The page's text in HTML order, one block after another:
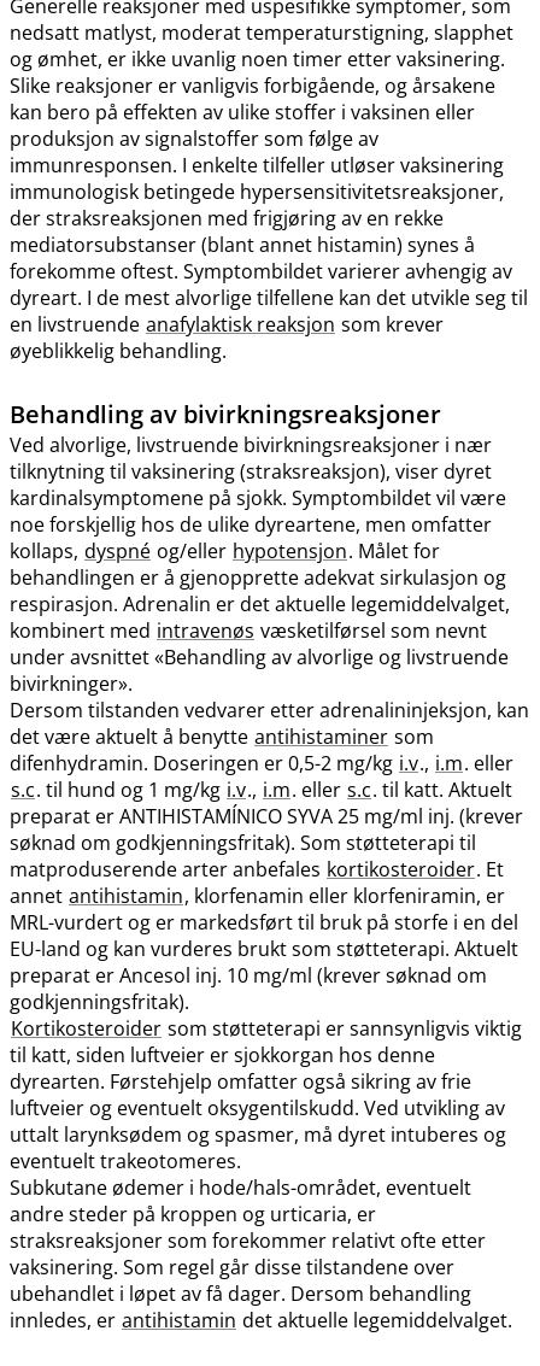
Generelle reaksjoner med uspesifikke symptomer, som
nedsatt matlyst, moderat temperaturstigning, slapphet
og ømhet, er ikke uvanlig noen timer etter vaksinering.
Slike reaksjoner er vanligvis forbigående, og årsakene
kan bero på effekten av ulike stoffer i vaksinen eller
produksjon av signalstoffer som følge av
immunresponsen. I enkelte tilfeller utløser vaksinering
immunologisk betingede hypersensitivitetsreaksjoner,
der straksreaksjonen med frigjøring av en rekke
mediatorsubstanser (blant annet histamin) synes å
forekomme oftest. Symptombildet varierer avhengig av
dyreart. I de mest alvorlige tilfellene kan det utvikle seg til
en livstruende anafylaktisk reaksjon som krever
øyeblikkelig behandling.
Behandling av bivirkningsreaksjoner
Ved alvorlige, livstruende bivirkningsreaksjoner i nær
tilknytning til vaksinering (straksreaksjon), viser dyret
kardinalsymptomene på sjokk. Symptombildet vil være
noe forskjellig hos de ulike dyreartene, men omfatter
kollaps, dyspné og​/​eller hypotensjon. Målet for
behandlingen er å gjenopprette adekvat sirkulasjon og
respirasjon. Adrenalin er det aktuelle legemiddelvalget,
kombinert med intravenøs væsketilførsel som nevnt
under avsnittet «Behandling av alvorlige og livstruende
bivirkninger».
Dersom tilstanden vedvarer etter adrenalininjeksjon, kan
det være aktuelt å benytte antihistaminer som
difenhydramin. Doseringen er 0,5-2 mg/kg i.v., i.m. eller
s.c. til hund og 1 mg/kg i.v., i.m. eller s.c. til katt. Aktuelt
preparat er ANTIHISTAMÍNICO SYVA 25 mg/ml inj. (krever
søknad om godkjenningsfritak). Som støtteterapi til
matproduserende arter anbefales kortikosteroider. Et
annet antihistamin, klorfenamin eller klorfeniramin, er
MRL-vurdert og er markedsført til bruk på storfe i en del
EU-land og kan vurderes brukt som støtteterapi. Aktuelt
preparat er Ancesol inj. 10 mg/ml (krever søknad om
godkjenningsfritak).
Kortikosteroider som støtteterapi er sannsynligvis viktig
til katt, siden luftveier er sjokkorgan hos denne
dyrearten. Førstehjelp omfatter også sikring av frie
luftveier og eventuelt oksygentilskudd. Ved utvikling av
uttalt larynksødem og spasmer, må dyret intuberes og
eventuelt trakeotomeres.
Subkutane ødemer i hode​/​hals-området, eventuelt
andre steder på kroppen og urticaria, er
straksreaksjoner som forekommer relativt ofte etter
vaksinering. Som regel går disse tilstandene over
ubehandlet i løpet av få dager. Dersom behandling
innledes, er antihistamin det aktuelle legemiddelvalget.